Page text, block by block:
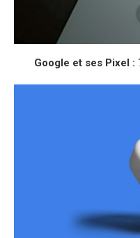
Google et ses Pixel :